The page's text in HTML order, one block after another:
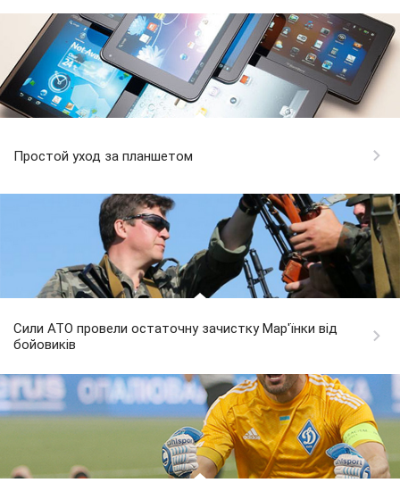
Простой уход за планшетом
Сили АТО провели остаточну зачистку Мар'їнки від
бойовиків